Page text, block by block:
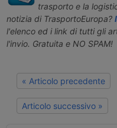
trasporto e la
notizia di TrasportoEuropa?
l'elenco ed i link di tutti gli
l'invio. Gratuita e NO SPAM!
« Articolo precedente
Articolo successivo »